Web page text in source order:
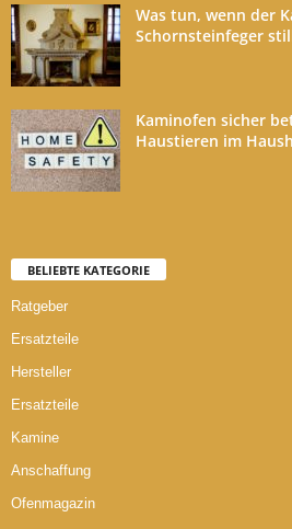
Was tun, wenn der
Schornsteinfeger
Kaminofen sicher
Haustieren im
BELIEBTE KATEGORIE
Ratgeber
Ersatzteile
Hersteller
Ersatzteile
Kamine
Anschaffung
Ofenmagazin